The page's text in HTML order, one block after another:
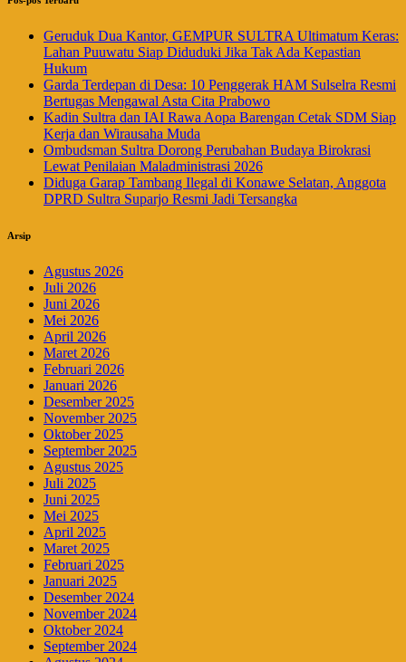
Geruduk Dua Kantor, GEMPUR SULTRA Ultimatum Keras:
Lahan Puuwatu Siap Diduduki Jika Tak Ada Kepastian
Hukum
Garda Terdepan di Desa: 10 Penggerak HAM Sulselra Resmi
Bertugas Mengawal Asta Cita Prabowo
Kadin Sultra dan IAI Rawa Aopa Barengan Cetak SDM Siap
Kerja dan Wirausaha Muda
Ombudsman Sultra Dorong Perubahan Budaya Birokrasi
Lewat Penilaian Maladministrasi 2026
Diduga Garap Tambang Ilegal di Konawe Selatan, Anggota
DPRD Sultra Suparjo Resmi Jadi Tersangka
Arsip
Agustus 2026
Juli 2026
Juni 2026
Mei 2026
April 2026
Maret 2026
Februari 2026
Januari 2026
Desember 2025
November 2025
Oktober 2025
September 2025
Agustus 2025
Juli 2025
Juni 2025
Mei 2025
April 2025
Maret 2025
Februari 2025
Januari 2025
Desember 2024
November 2024
Oktober 2024
September 2024